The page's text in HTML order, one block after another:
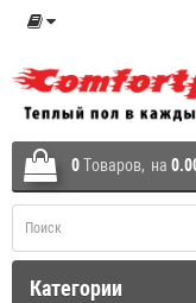
0Tоваров, на
Категории